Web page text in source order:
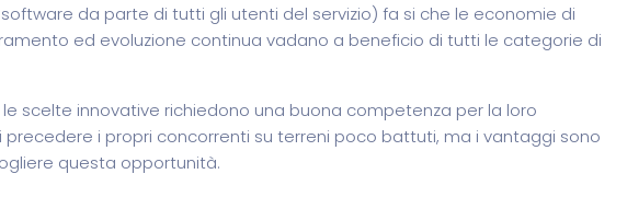
da parte di tutti gli utenti del servizio) fa si che le economie di
ed evoluzione continua vadano a beneficio di tutti le categorie di
le scelte innovative richiedono una buona competenza per la loro
precedere i propri concorrenti su terreni poco battuti, ma i vantaggi sono
questa opportunità.